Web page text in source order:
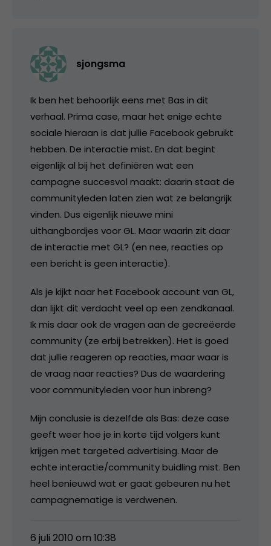
sjongsma
Ik ben het behoorlijk eens met Bas in dit
verhaal. Prima case, maar het enige echte
sociale hieraan is dat jullie Facebook gebruikt
hebben. De interactie mist. En dat begint
eigenlijk al bij het definiëren wat een
campagne succesvol maakt: daarin staat de
communityleden laten zien wat ze belangrijk
vinden. Dus eigenlijk nieuwe mini
uithangbordjes voor GL. Maar waarin zit daar
de interactie met GL? (en nee, reacties op
een bericht is geen interactie).
Als je kijkt naar het Facebook account van GL,
dan lijkt dit verdacht veel op een zendkanaal.
Ik mis daar ook de vragen aan de gecreëerde
community (ze erbij betrekken). Het is goed
dat jullie reageren op reacties, maar waar is
de vraag naar reacties? Dus de waardering
voor communityleden voor hun inbreng?
Mijn conclusie is dezelfde als Bas: deze case
geeft weer hoe je in korte tijd volgers kunt
krijgen met targeted advertising. Maar de
echte interactie/community buidling mist. Ben
heel benieuwd wat er gaat gebeuren nu het
campagnematige is verdwenen.
6 juli 2010 om 10:38